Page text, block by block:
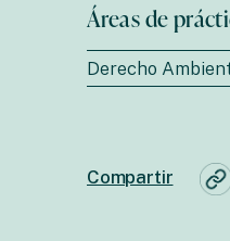
Áreas de
Derecho
Compartir